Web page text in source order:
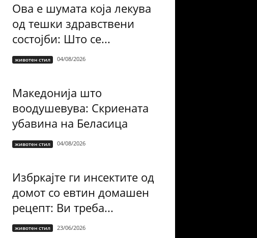
Ова е шумата која лекува
од тешки здравствени
состојби: Што се...
животен стил 04/08/2026
Македонија што
воодушевува: Скриената
убавина на Беласица
животен стил 04/08/2026
Избркајте ги инсектите од
домот со евтин домашен
рецепт: Ви треба...
животен стил 23/06/2026